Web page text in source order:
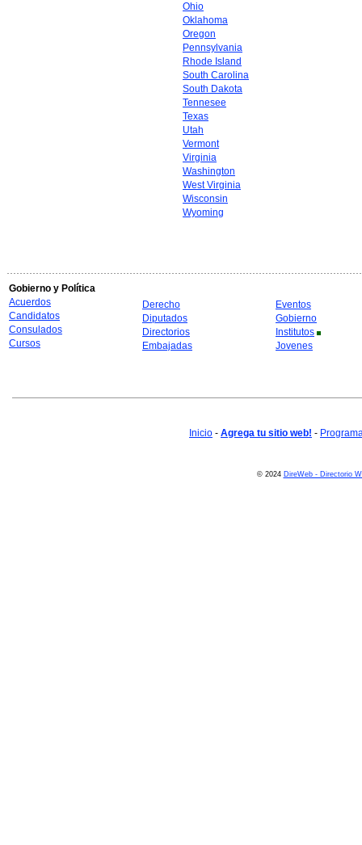
Ohio
Oklahoma
Oregon
Pennsylvania
Rhode Island
South Carolina
South Dakota
Tennesee
Texas
Utah
Vermont
Virginia
Washington
West Virginia
Wisconsin
Wyoming
Gobierno y Política
Acuerdos
Candidatos
Consulados
Cursos
Derecho
Diputados
Directorios
Embajadas
Eventos
Gobierno
Institutos
Jovenes
Inicio - Agrega tu sitio web! -
© 2024 DireWeb - Directorio